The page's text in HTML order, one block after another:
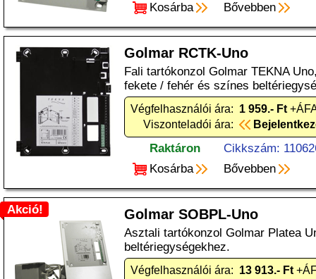
Kosárba
Bővebben
Golmar RCTK-Uno
Fali tartókonzol Golmar TEKNA
fekete / fehér és színes
Végfelhasználói ára: 1 959.- Ft
Viszonteladói ára:
Raktáron
Cikkszám:
Kosárba
Bővebben
Akció! Golmar SOBPL-Uno
Asztali tartókonzol Golmar Platea
beltériegységekhez.
Végfelhasználói ára: 13 913.- Ft